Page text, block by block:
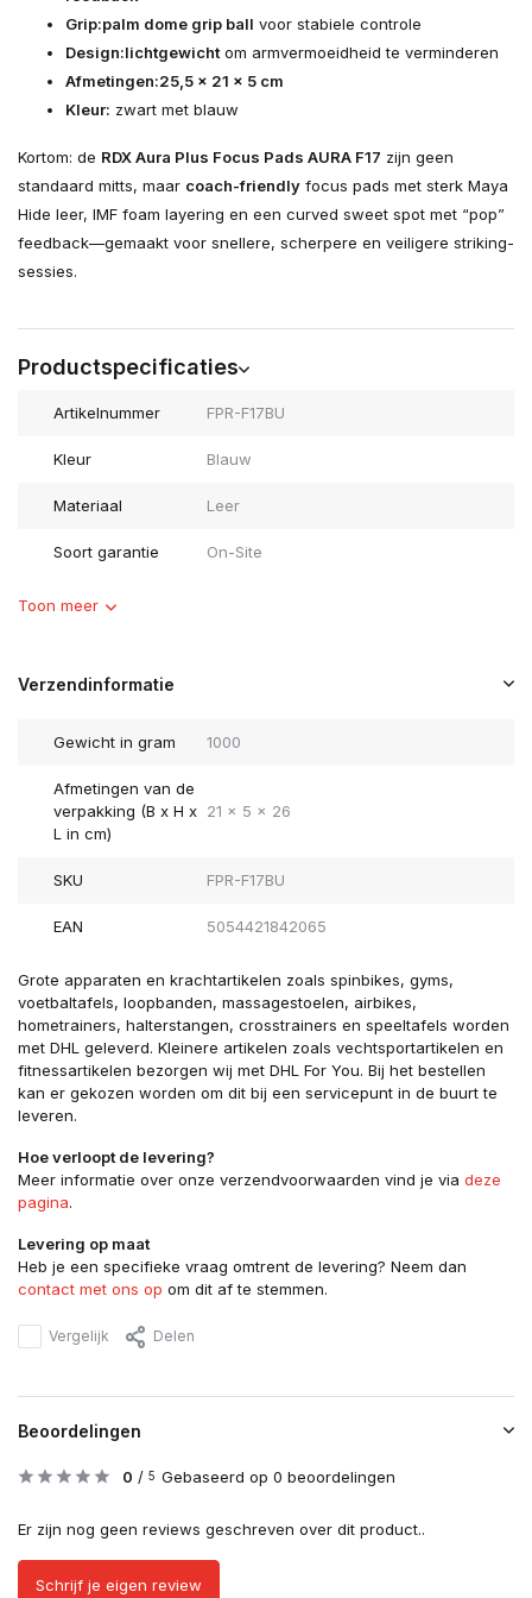
Grip:palm dome grip ball voor stabiele controle
Design:lichtgewichtom armvermoeidheid te verminderen
Afmetingen:25,5 × 21 × 5 cm
Kleur: zwart met blauw
Kortom: de RDX Aura Plus Focus Pads AURA F17 zijn geen
standaard mitts, maar coach-friendly focus pads met sterk Maya
Hide leer, IMF foam layering en een curved sweet spot met “pop”
feedback—gemaakt voor snellere, scherpere en veiligere striking-
sessies.
Productspecificaties
Artikelnummer FPR-F17BU
Kleur Blauw
Materiaal Leer
Soort garantie On-Site
Toon meer
Verzendinformatie
Gewicht in gram 1000
Afmetingen van de
verpakking (B x H x
L in cm)
21 x 5 x 26
SKU FPR-F17BU
EAN 5054421842065
Grote apparaten en krachtartikelen zoals spinbikes, gyms,
voetbaltafels, loopbanden, massagestoelen, airbikes,
hometrainers, halterstangen, crosstrainers en speeltafels worden
met DHL geleverd. Kleinere artikelen zoals vechtsportartikelen en
fitnessartikelen bezorgen wij met DHL For You. Bij het bestellen
kan er gekozen worden om dit bij een servicepunt in de buurt te
leveren.
Hoe verloopt de levering?
Meer informatie over onze verzendvoorwaarden vind je via deze
pagina.
Levering op maat
Heb je een specifieke vraag omtrent de levering? Neem dan
contact met ons op om dit af te stemmen.
Vergelijk Delen
Beoordelingen
0 / 5 Gebaseerd op 0 beoordelingen
Er zijn nog geen reviews geschreven over dit product..
Schrijf je eigen review